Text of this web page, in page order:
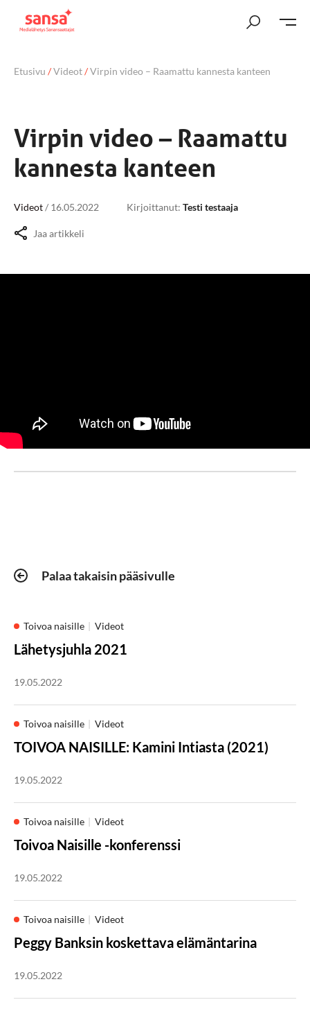
Etusivu /Videot/Virpin video – Raamattu kannesta kanteen
Virpin video – Raamattu
kannesta kanteen
Videot/ 16.05.2022 Kirjoittanut: Testi testaaja
Jaa artikkeli
Palaa takaisin pääsivulle
Toivoa naisille Videot
Lähetysjuhla 2021
19.05.2022
Toivoa naisille Videot
TOIVOA NAISILLE: Kamini Intiasta (2021)
19.05.2022
Toivoa naisille Videot
Toivoa Naisille -konferenssi
19.05.2022
Toivoa naisille Videot
Peggy Banksin koskettava elämäntarina
19.05.2022